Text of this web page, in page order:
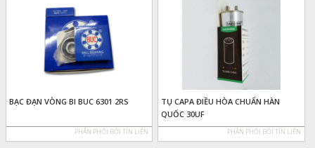
BẠC ĐẠN VÒNG BI BUC 6301 2RS
PHÂN PHỐI BỞI TÍN LIÊN
TỤ CAPA ĐIỀU HÒA CHUẨN HÀN
QUỐC 30UF
PHÂN PHỐI BỞI TÍN LIÊN